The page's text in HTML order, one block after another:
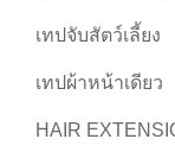
เทปจับสัตว์เลี้ยง
เทปผ้าหน้าเดียว
HAIR